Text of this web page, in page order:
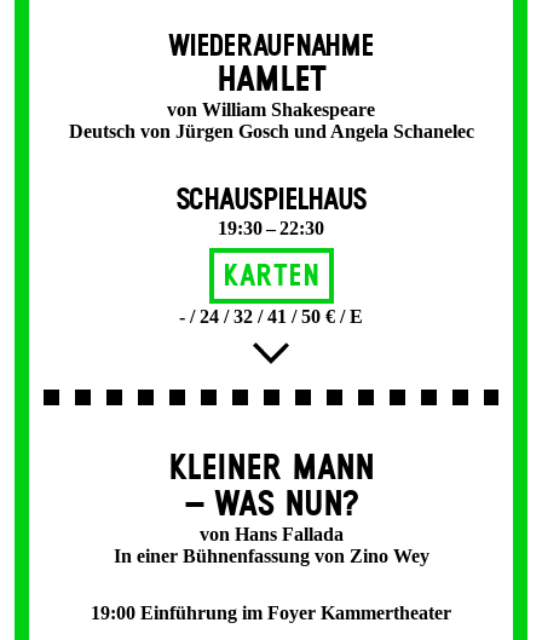
WIEDERAUFNAHME
HAMLET
von William Shakespeare
Deutsch von Jürgen Gosch und Angela Schanelec
SCHAUSPIELHAUS
19:30 – 22:30
Karten
- / 24 / 32 / 41 / 50 € / E
KLEINER MANN
– WAS NUN?
von Hans Fallada
In einer Bühnenfassung von Zino Wey
19:00 Einführung im Foyer Kammertheater